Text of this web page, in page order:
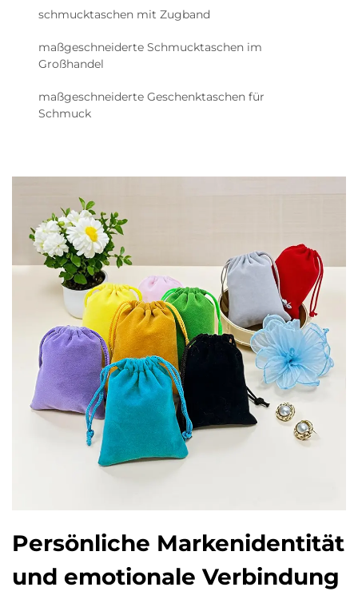
schmucktaschen mit Zugband
maßgeschneiderte Schmucktaschen im
Großhandel
maßgeschneiderte Geschenktaschen für
Schmuck
Persönliche Markenidentität
und emotionale Verbindung